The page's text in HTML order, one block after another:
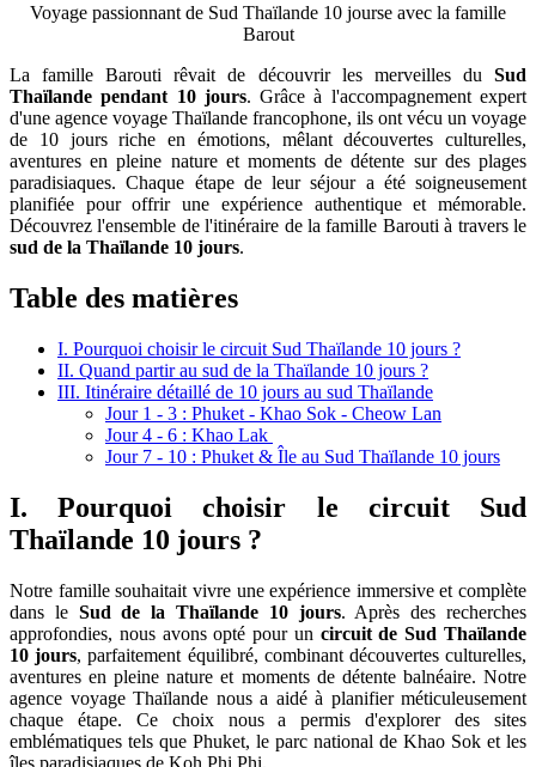
Voyage passionnant de Sud Thaïlande 10 jourse avec la famille
Barout
La famille Barouti rêvait de découvrir les merveilles du Sud
Thaïlande pendant 10 jours. Grâce à l'accompagnement expert
d'une agence voyage Thaïlande francophone, ils ont vécu un voyage
de 10 jours riche en émotions, mêlant découvertes culturelles,
aventures en pleine nature et moments de détente sur des plages
paradisiaques. Chaque étape de leur séjour a été soigneusement
planifiée pour offrir une expérience authentique et mémorable.
Découvrez l'ensemble de l'itinéraire de la famille Barouti à travers le
sud de la Thaïlande 10 jours.
Table des matières
I. Pourquoi choisir le circuit Sud Thaïlande 10 jours ?
II. Quand partir au sud de la Thaïlande 10 jours ?
III. Itinéraire détaillé de 10 jours au sud Thaïlande
Jour 1 - 3 : Phuket - Khao Sok - Cheow Lan
Jour 4 - 6 : Khao Lak
Jour 7 - 10 : Phuket & Île au Sud Thaïlande 10 jours
I. Pourquoi choisir le circuit Sud
Thaïlande 10 jours ?
​Notre famille souhaitait vivre une expérience immersive et complète
dans le Sud de la Thaïlande 10 jours. Après des recherches
approfondies, nous avons opté pour un circuit de Sud Thaïlande
10 jours, parfaitement équilibré, combinant découvertes culturelles,
aventures en pleine nature et moments de détente balnéaire.​ Notre
agence voyage Thaïlande nous a aidé à planifier méticuleusement
chaque étape. Ce choix nous a permis d'explorer des sites
emblématiques tels que Phuket, le parc national de Khao Sok et les
îles paradisiaques de Koh Phi Phi.